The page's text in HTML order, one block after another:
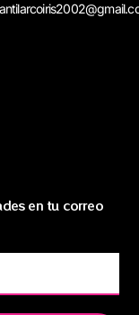
en tu correo